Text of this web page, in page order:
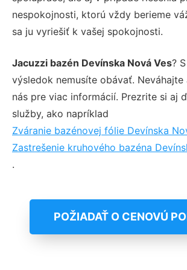
nespokojnosti, ktorú vždy berieme
sa ju vyriešiť k vašej spokojnosti.
Jacuzzi bazén Devínska Nová Ves?
výsledok nemusíte obávať.
nás pre viac informácií. Prezrite si aj
služby, ako napríklad
Zváranie bazénovej fólie Devínska
Zastrešenie kruhového bazéna
.
POŽIADAŤ O CENOVÚ